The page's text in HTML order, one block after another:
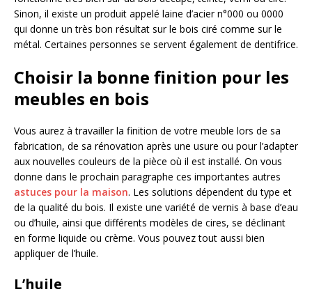
Sinon, il existe un produit appelé laine d’acier n°000 ou 0000
qui donne un très bon résultat sur le bois ciré comme sur le
métal. Certaines personnes se servent également de dentifrice.
Choisir la bonne finition pour les
meubles en bois
Vous aurez à travailler la finition de votre meuble lors de sa
fabrication, de sa rénovation après une usure ou pour l’adapter
aux nouvelles couleurs de la pièce où il est installé. On vous
donne dans le prochain paragraphe ces importantes autres
astuces pour la maison. Les solutions dépendent du type et
de la qualité du bois. Il existe une variété de vernis à base d’eau
ou d’huile, ainsi que différents modèles de cires, se déclinant
en forme liquide ou crème. Vous pouvez tout aussi bien
appliquer de l’huile.
L’huile